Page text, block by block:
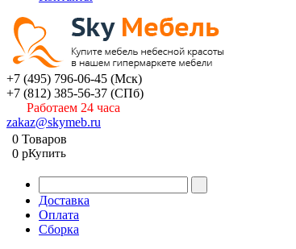
+7 (495) 796-06-45 (Мск)
+7 (812) 385-56-37 (СПб)
Работаем 24 часа
zakaz@skymeb.ru
0 Товаров
0 pКупить
Доставка
Оплата
Сборка